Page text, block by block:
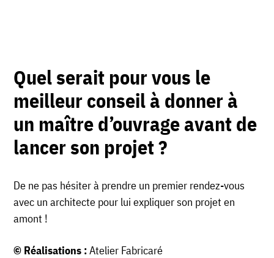
Quel serait pour vous le
meilleur conseil à donner à
un maître d’ouvrage avant de
lancer son projet ?
De ne pas hésiter à prendre un premier rendez-vous
avec un architecte pour lui expliquer son projet en
amont !
© Réalisations :Atelier Fabricaré